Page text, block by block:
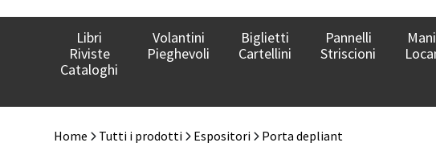
Libri
Riviste
Cataloghi
Volantini
Pieghevoli
Biglietti
Cartellini
Pannelli
Striscioni
Home Tutti i prodotti Espositori Porta depliant